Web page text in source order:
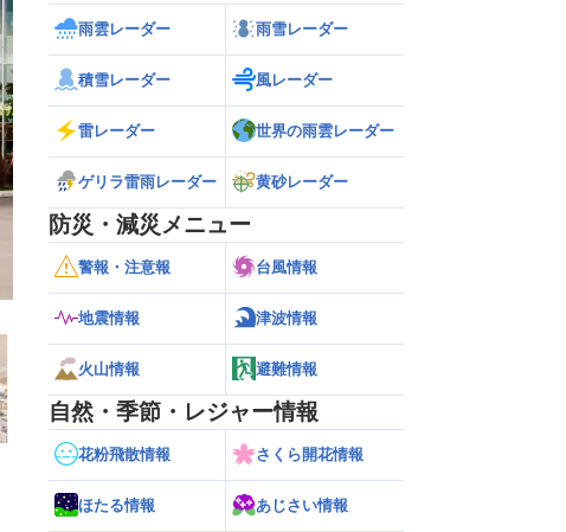
雨雲レーダー 雨雪レーダー
積雪レーダー 風レーダー
雷レーダー 世界の雨雲レーダー
ゲリラ雷雨レーダー 黄砂レーダー
防災・減災メニュー
警報・注意報 台風情報
地震情報 津波情報
火山情報 避難情報
自然・季節・レジャー情報
花粉飛散情報 さくら開花情報
ほたる情報 あじさい情報